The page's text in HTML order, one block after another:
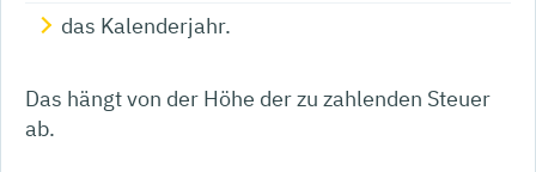
das Kalenderjahr.
Das hängt von der Höhe der zu zahlenden Steuer
ab.